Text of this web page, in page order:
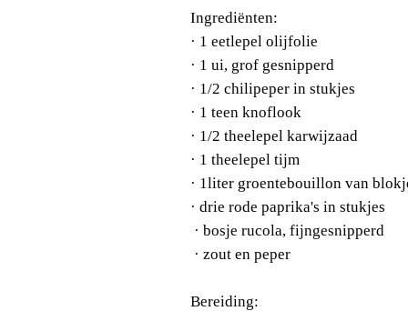
Ingrediënten:
· 1 eetlepel olijfolie
· 1 ui, grof gesnipperd
· 1/2 chilipeper in stukjes
· 1 teen knoflook
· 1/2 theelepel karwijzaad
· 1 theelepel tijm
· 1liter groentebouillon van
· drie rode paprika's in stukjes
· bosje rucola, fijngesnipperd
· zout en peper
Bereiding: